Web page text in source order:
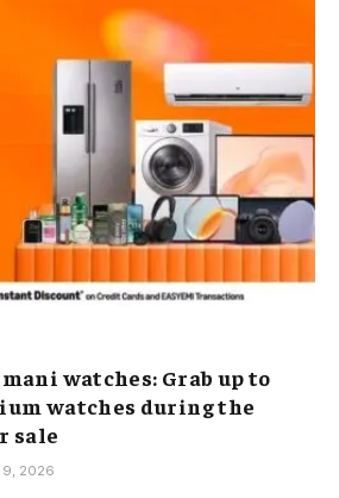
watches: Grab up to
watches during the
sale
9, 2026